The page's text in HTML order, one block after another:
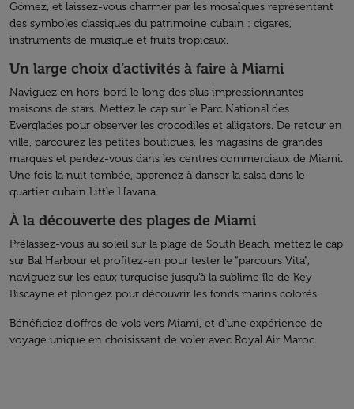
Gómez, et laissez-vous charmer par les mosaïques représentant
des symboles classiques du patrimoine cubain : cigares,
instruments de musique et fruits tropicaux.
Un large choix d’activités à faire à Miami
Naviguez en hors-bord le long des plus impressionnantes
maisons de stars. Mettez le cap sur le Parc National des
Everglades pour observer les crocodiles et alligators. De retour en
ville, parcourez les petites boutiques, les magasins de grandes
marques et perdez-vous dans les centres commerciaux de Miami.
Une fois la nuit tombée, apprenez à danser la salsa dans le
quartier cubain Little Havana.
À la découverte des plages de Miami
Prélassez-vous au soleil sur la plage de South Beach, mettez le cap
sur Bal Harbour et profitez-en pour tester le “parcours Vita”,
naviguez sur les eaux turquoise jusqu’à la sublime île de Key
Biscayne et plongez pour découvrir les fonds marins colorés.
Bénéficiez d’offres de vols vers Miami, et d’une expérience de
voyage unique en choisissant de voler avec Royal Air Maroc.